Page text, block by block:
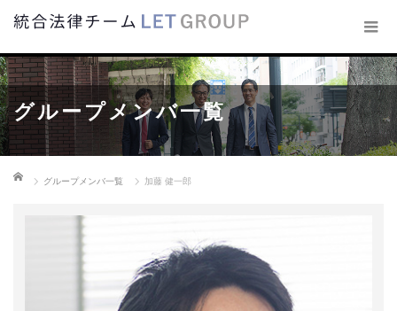
グループメンバ一覧
ホーム
グループメンバ一覧 加藤 健一郎